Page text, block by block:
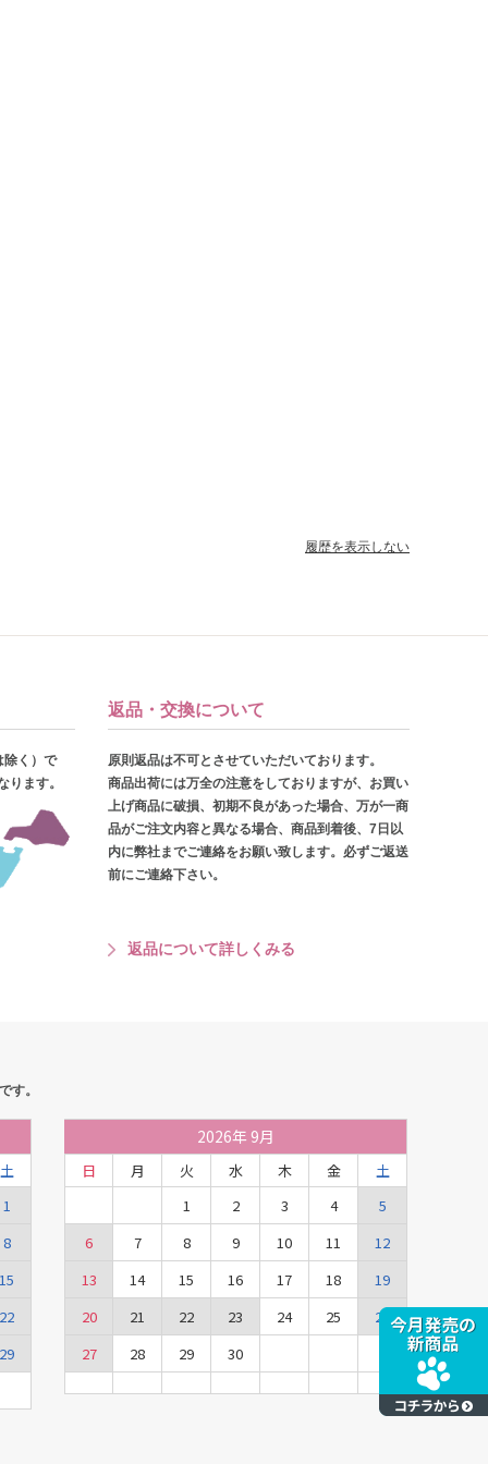
履歴を表示しない
除く）で
ります。
返品・交換について
原則返品は不可とさせていただいております。
商品出荷には万全の注意をしておりますが、お買い
上げ商品に破損、初期不良があった場合、万が一商
品がご注文内容と異なる場合、商品到着後、7日以
内に弊社までご連絡をお願い致します。必ずご返送
前にご連絡下さい。
返品について詳しくみる
す。
土
1
8
15
22
29
2026年 9月
日 月 火 水 木 金
土
1
2 3 4
5
6
7 8 9 10 11
12
13
14 15 16 17 18
19
20
21 22 23 24 25
26
27
28 29 30